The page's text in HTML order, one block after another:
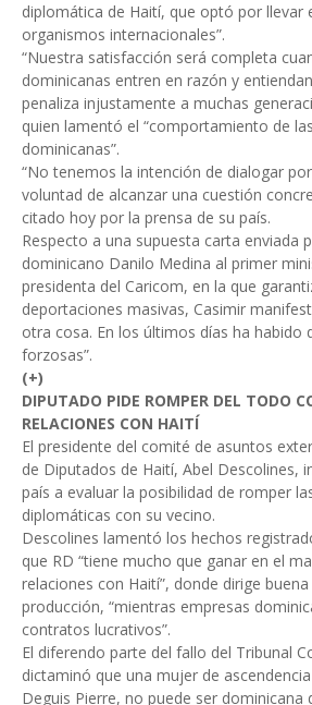
diplomática de Haití, que optó por llevar
organismos internacionales”.
“Nuestra satisfacción será completa
dominicanas entren en razón y
penaliza injustamente a muchas
quien lamentó el “comportamiento de
dominicanas”.
“No tenemos la intención de dialogar
voluntad de alcanzar una cuestión
citado hoy por la prensa de su país.
Respecto a una supuesta carta enviada
dominicano Danilo Medina al primer
presidenta del Caricom, en la que
deportaciones masivas, Casimir
otra cosa. En los últimos días ha habido
forzosas”.
(+)
DIPUTADO PIDE ROMPER DEL TODO
RELACIONES CON HAITÍ
El presidente del comité de asuntos
de Diputados de Haití, Abel Descolines,
país a evaluar la posibilidad de romper
diplomáticas con su vecino.
Descolines lamentó los hechos
que RD “tiene mucho que ganar en el
relaciones con Haití”, donde dirige
producción, “mientras empresas
contratos lucrativos”.
El diferendo parte del fallo del Tribunal
dictaminó que una mujer de
Deguis Pierre, no puede ser dominicana